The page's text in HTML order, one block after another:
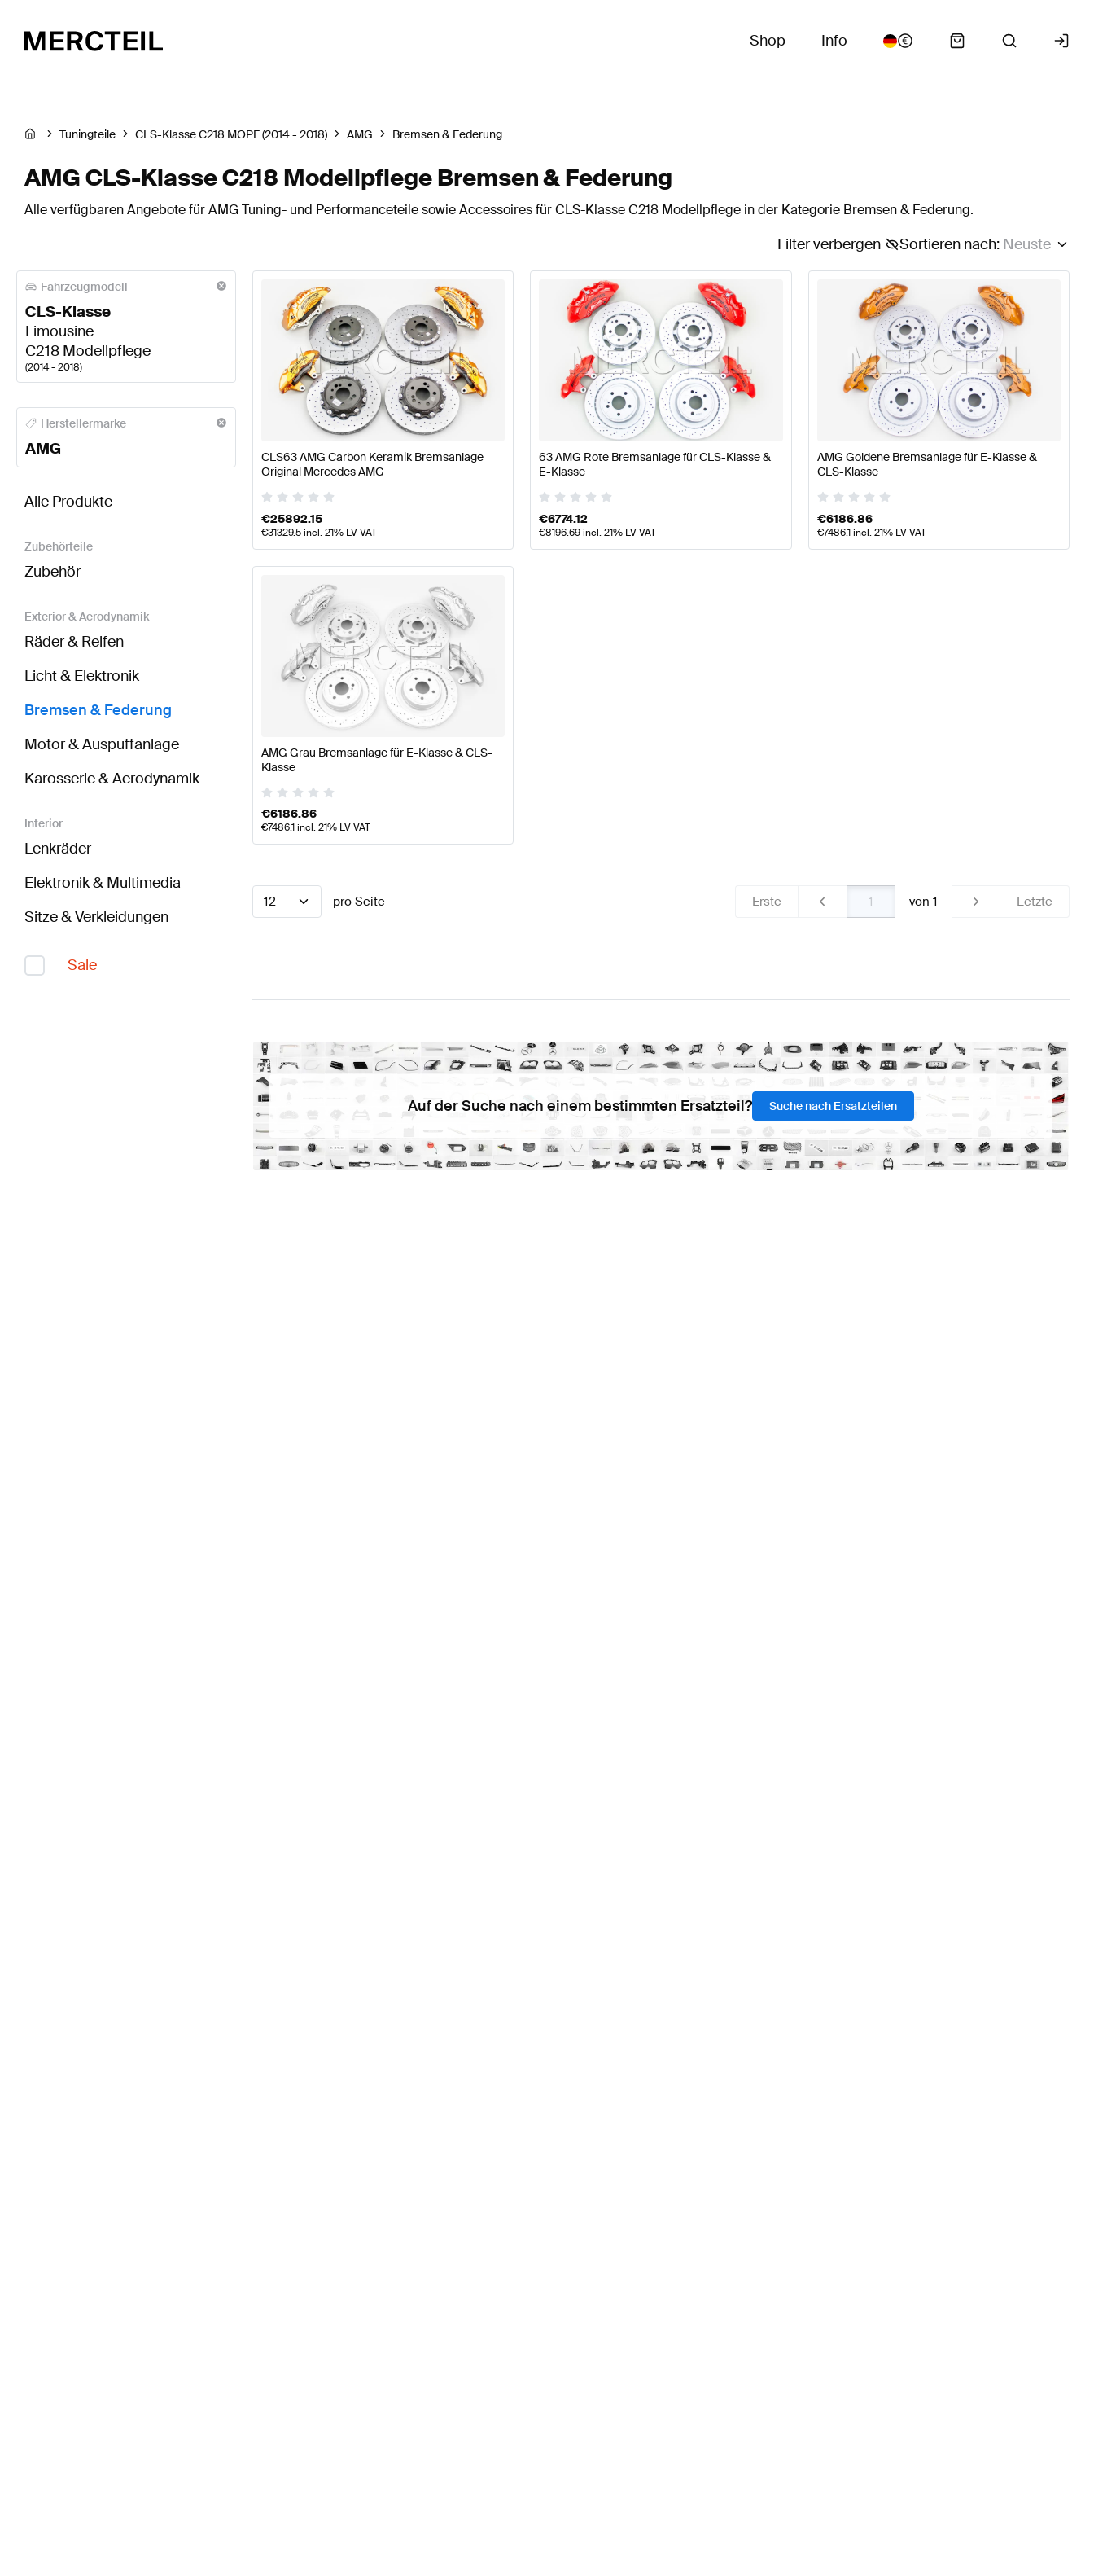
Shop Info
Tuningteile CLS-Klasse C218 MOPF (2014 - 2018) AMG Bremsen & Federung
AMG CLS-Klasse C218 Modellpflege Bremsen & Federung
Alle verfügbaren Angebote für AMG Tuning- und Performanceteile sowie Accessoires für CLS-Klasse C218 Modellpflege in der Kategorie Bremsen & Federung.
Sortieren nach: Neuste
Filter verbergen
Fahrzeugmodell
CLS-Klasse
Limousine
C218 Modellpflege
(2014 - 2018)
AMG A-Klasse Bremsen & Federung AMG A-Klasse W177 Modellpflege Bremsen & Federung AMG A-Klasse W177 Bremsen & FederungAMG A-Klasse W176
Herstellermarke
AMG
BRABUS CLS-Klasse C218 Modellpflege Bremsen & Federung
Alle Produkte
Zubehörteile
Zubehör
Exterior & Aerodynamik
Räder & Reifen
Licht & Elektronik
Bremsen & Federung
Motor & Auspuffanlage
Karosserie & Aerodynamik
Interior
Lenkräder
Elektronik & Multimedia
Sitze & Verkleidungen
Sale
CLS63 AMG Carbon Keramik Bremsanlage
Original Mercedes AMG
€25892.15
€31329.5incl. 21% LV VAT
63 AMG Rote Bremsanlage für CLS-Klasse &
E-Klasse
€6774.12
€8196.69incl. 21% LV VAT
AMG Goldene Bremsanlage für E-Klasse &
CLS-Klasse
€6186.86
€7486.1incl. 21% LV VAT
AMG Grau Bremsanlage für E-Klasse & CLS-
Klasse
€6186.86
€7486.1incl. 21% LV VAT
12 pro Seite Erste von 1 Letzte
Auf der Suche nach einem bestimmten Ersatzteil? Suche nach Ersatzteilen